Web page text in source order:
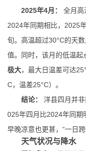
2025年4月：
全月高
2024年同期相比，2025
旬。高温超过30°C的天
值。同时，该月的低温起
极大，最大日温差可达
C，温差25°C）。
结论：
洋县四月并
025年四月比2024年同期
早晚凉意也更甚，“一日
天气状况与降水